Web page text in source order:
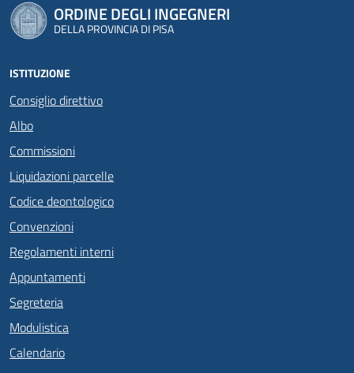
ORDINE DEGLI INGEGNERI
DELLA PROVINCIA DI PISA
ISTITUZIONE
Consiglio direttivo
Albo
Commissioni
Liquidazioni parcelle
Codice deontologico
Convenzioni
Regolamenti interni
Appuntamenti
Segreteria
Modulistica
Calendario